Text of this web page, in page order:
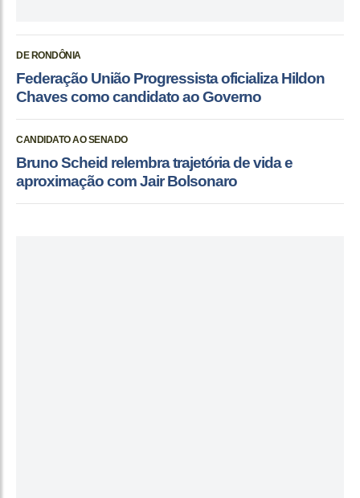
DE RONDÔNIA
Federação União Progressista oficializa Hildon
Chaves como candidato ao Governo
CANDIDATO AO SENADO
Bruno Scheid relembra trajetória de vida e
aproximação com Jair Bolsonaro